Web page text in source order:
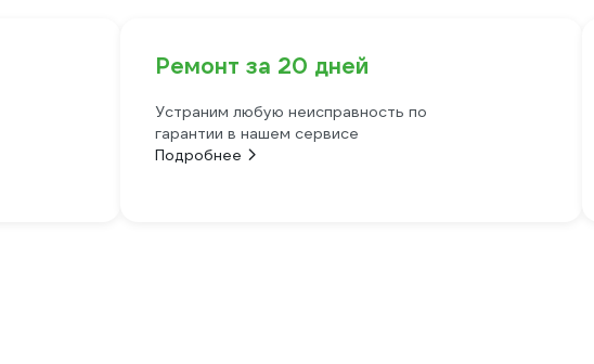
Ремонт за 20 дней
Устраним любую неисправность по
гарантии в нашем сервисе
Подробнее